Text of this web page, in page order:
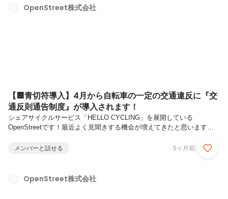
「500万人以上の足を支えるシステムの裏側で、何が起きているの
か？」「デジタルと物理が融合するIoTサービスならではの、運用の難
OpenStreet株式会社
【🟦青切符導入】4月から自転車の一定の交通違反に『交
通反則通告制度』が導入されます！
シェアサイクルサービス「HELLO CYCLING」を展開している
OpenStreetです！最近よく見聞きする機会が増えてきたと思います
入されます。当社では今回の法改正で何がどう変わるのか、警察庁が発
る際は交通ルールを順守の上、安心安全な走行をお願いします🚲
メンバーと話せる 5ヶ月前
OpenStreet株式会社